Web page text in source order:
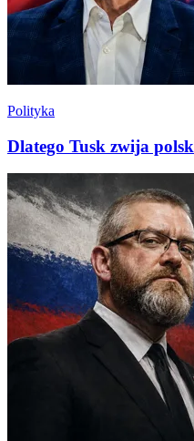
Polityka
Dlatego Tusk zwija